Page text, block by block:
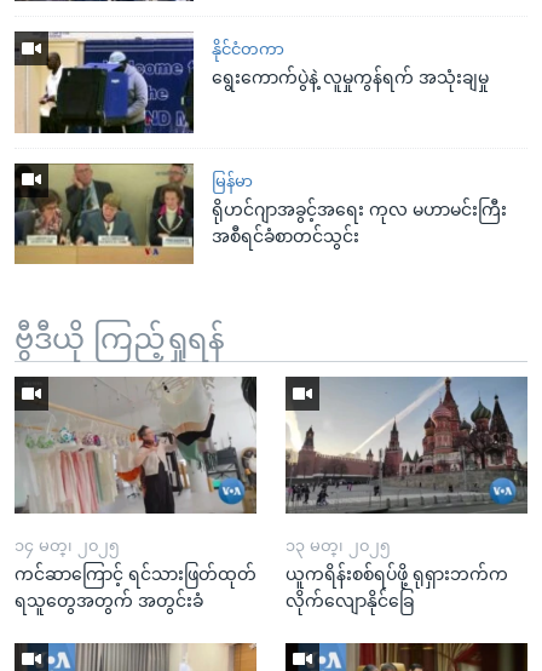
နိုင်ငံတကာ
ရွေးကောက်ပွဲနဲ့ လူမှုကွန်ရက် အသုံးချမှု
မြန်မာ
ရိုဟင်ဂျာအခွင့်အရေး ကုလ မဟာမင်းကြီး
အစီရင်ခံစာတင်သွင်း
ဗွီဒီယို ကြည့်ရှုရန်
၁၄ မတ္၊ ၂၀၂၅
ကင်ဆာကြောင့် ရင်သားဖြတ်ထုတ်
ရသူတွေအတွက် အတွင်းခံ
၁၃ မတ္၊ ၂၀၂၅
ယူကရိန်းစစ်ရပ်ဖို့ ရုရှားဘက်က
လိုက်လျောနိုင်ခြေ